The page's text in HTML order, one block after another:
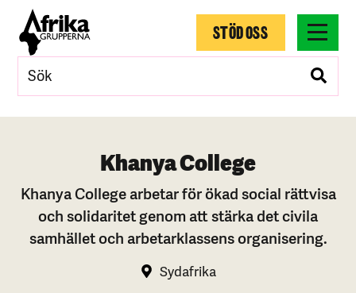
STÖD OSS
Khanya College
Khanya College arbetar för ökad social rättvisa
och solidaritet genom att stärka det civila
samhället och arbetarklassens organisering.
Sydafrika